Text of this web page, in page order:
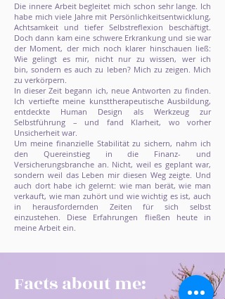
Die innere Arbeit begleitet mich schon sehr lange. Ich
habe mich viele Jahre mit Persönlichkeitsentwicklung,
Achtsamkeit und tiefer Selbstreflexion beschäftigt.
Doch dann kam eine schwere Erkrankung und sie war
der Moment, der mich noch klarer hinschauen ließ:
Wie gelingt es mir, nicht nur zu wissen, wer ich
bin, sondern es auch zu leben? Mich zu zeigen. Mich
zu verkörpern.
In dieser Zeit begann ich, neue Antworten zu finden.
Ich vertiefte meine kunsttherapeutische Ausbildung,
entdeckte Human Design als Werkzeug zur
Selbstführung – und fand Klarheit, wo vorher
Unsicherheit war.
Um meine finanzielle Stabilität zu sichern, nahm ich
den Quereinstieg in die Finanz- und
Versicherungsbranche an. Nicht, weil es geplant war,
sondern weil das Leben mir diesen Weg zeigte. Und
auch dort habe ich gelernt: wie man berät, wie man
verkauft, wie man zuhört und wie wichtig es ist, auch
in herausfordernden Zeiten für sich selbst
einzustehen. Diese Erfahrungen fließen heute in
meine Arbeit ein.
Facts about me: